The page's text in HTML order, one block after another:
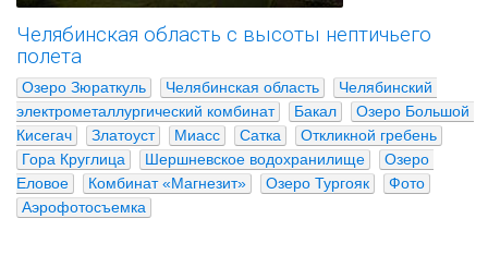
Челябинская область с высоты нептичьего
полета
Озеро Зюраткуль Челябинская область
Челябинский
электрометаллургический комбинат
Бакал
Озеро Большой
Кисегач
Златоуст Миасс Сатка
Откликной гребень
Гора Круглица
Шершневское водохранилище
Озеро
Еловое
Комбинат «Магнезит» Озеро Тургояк
Фото
Аэрофотосъемка